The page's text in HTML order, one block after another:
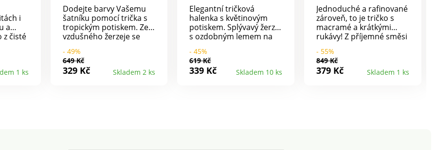
i
a
z čisté
1 ks
Dodejte barvy Vašemu
šatníku pomocí trička s
tropickým potiskem. Ze
vzdušného žerzeje se
výstřih. Krátké rukávy.
Na spadlých ramenou
sklady a knoflíky ve
- 49%
649 Kč
329 Kč Skladem 2 ks
Elegantní tričková
halenka s květinovým
potiskem. Splývavý žerzej
s ozdobným lemem na
- 45%
619 Kč
339 Kč Skladem 10 ks
Jednoduché a rafinované
zároveň, to je tričko s
macramé a krátkými
rukávy! Z příjemné směsi
pro různé příležitosti.
Vzdušný materiál,
snadná údržba. Kulatý
- 55%
849 Kč
379 Kč Skladem 1 ks